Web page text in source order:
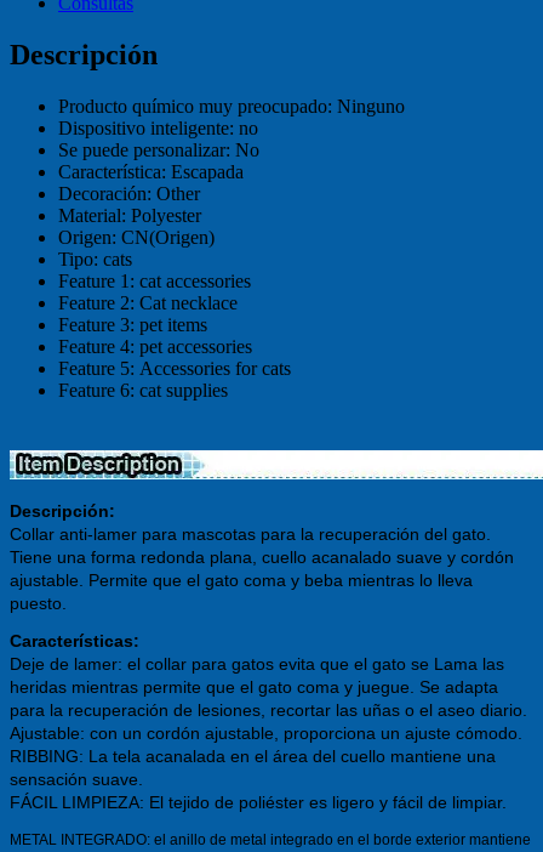
Descripción
Producto químico muy preocupado: Ninguno
Dispositivo inteligente: no
Se puede personalizar: No
Característica: Escapada
Decoración: Other
Material: Polyester
Origen: CN(Origen)
Tipo: cats
Feature 1: cat accessories
Feature 2: Cat necklace
Feature 3: pet items
Feature 4: pet accessories
Feature 5: Accessories for cats
Feature 6: cat supplies
Descripción:
Collar anti-lamer para mascotas para la recuperación del gato.
Tiene una forma redonda plana, cuello acanalado suave y cordón
ajustable. Permite que el gato coma y beba mientras lo lleva
puesto.
Características:
Deje de lamer: el collar para gatos evita que el gato se Lama las
heridas mientras permite que el gato coma y juegue. Se adapta
para la recuperación de lesiones, recortar las uñas o el aseo diario.
Ajustable: con un cordón ajustable, proporciona un ajuste cómodo.
RIBBING: La tela acanalada en el área del cuello mantiene una
sensación suave.
FÁCIL LIMPIEZA: El tejido de poliéster es ligero y fácil de limpiar.
METAL INTEGRADO: el anillo de metal integrado en el borde exterior mantiene